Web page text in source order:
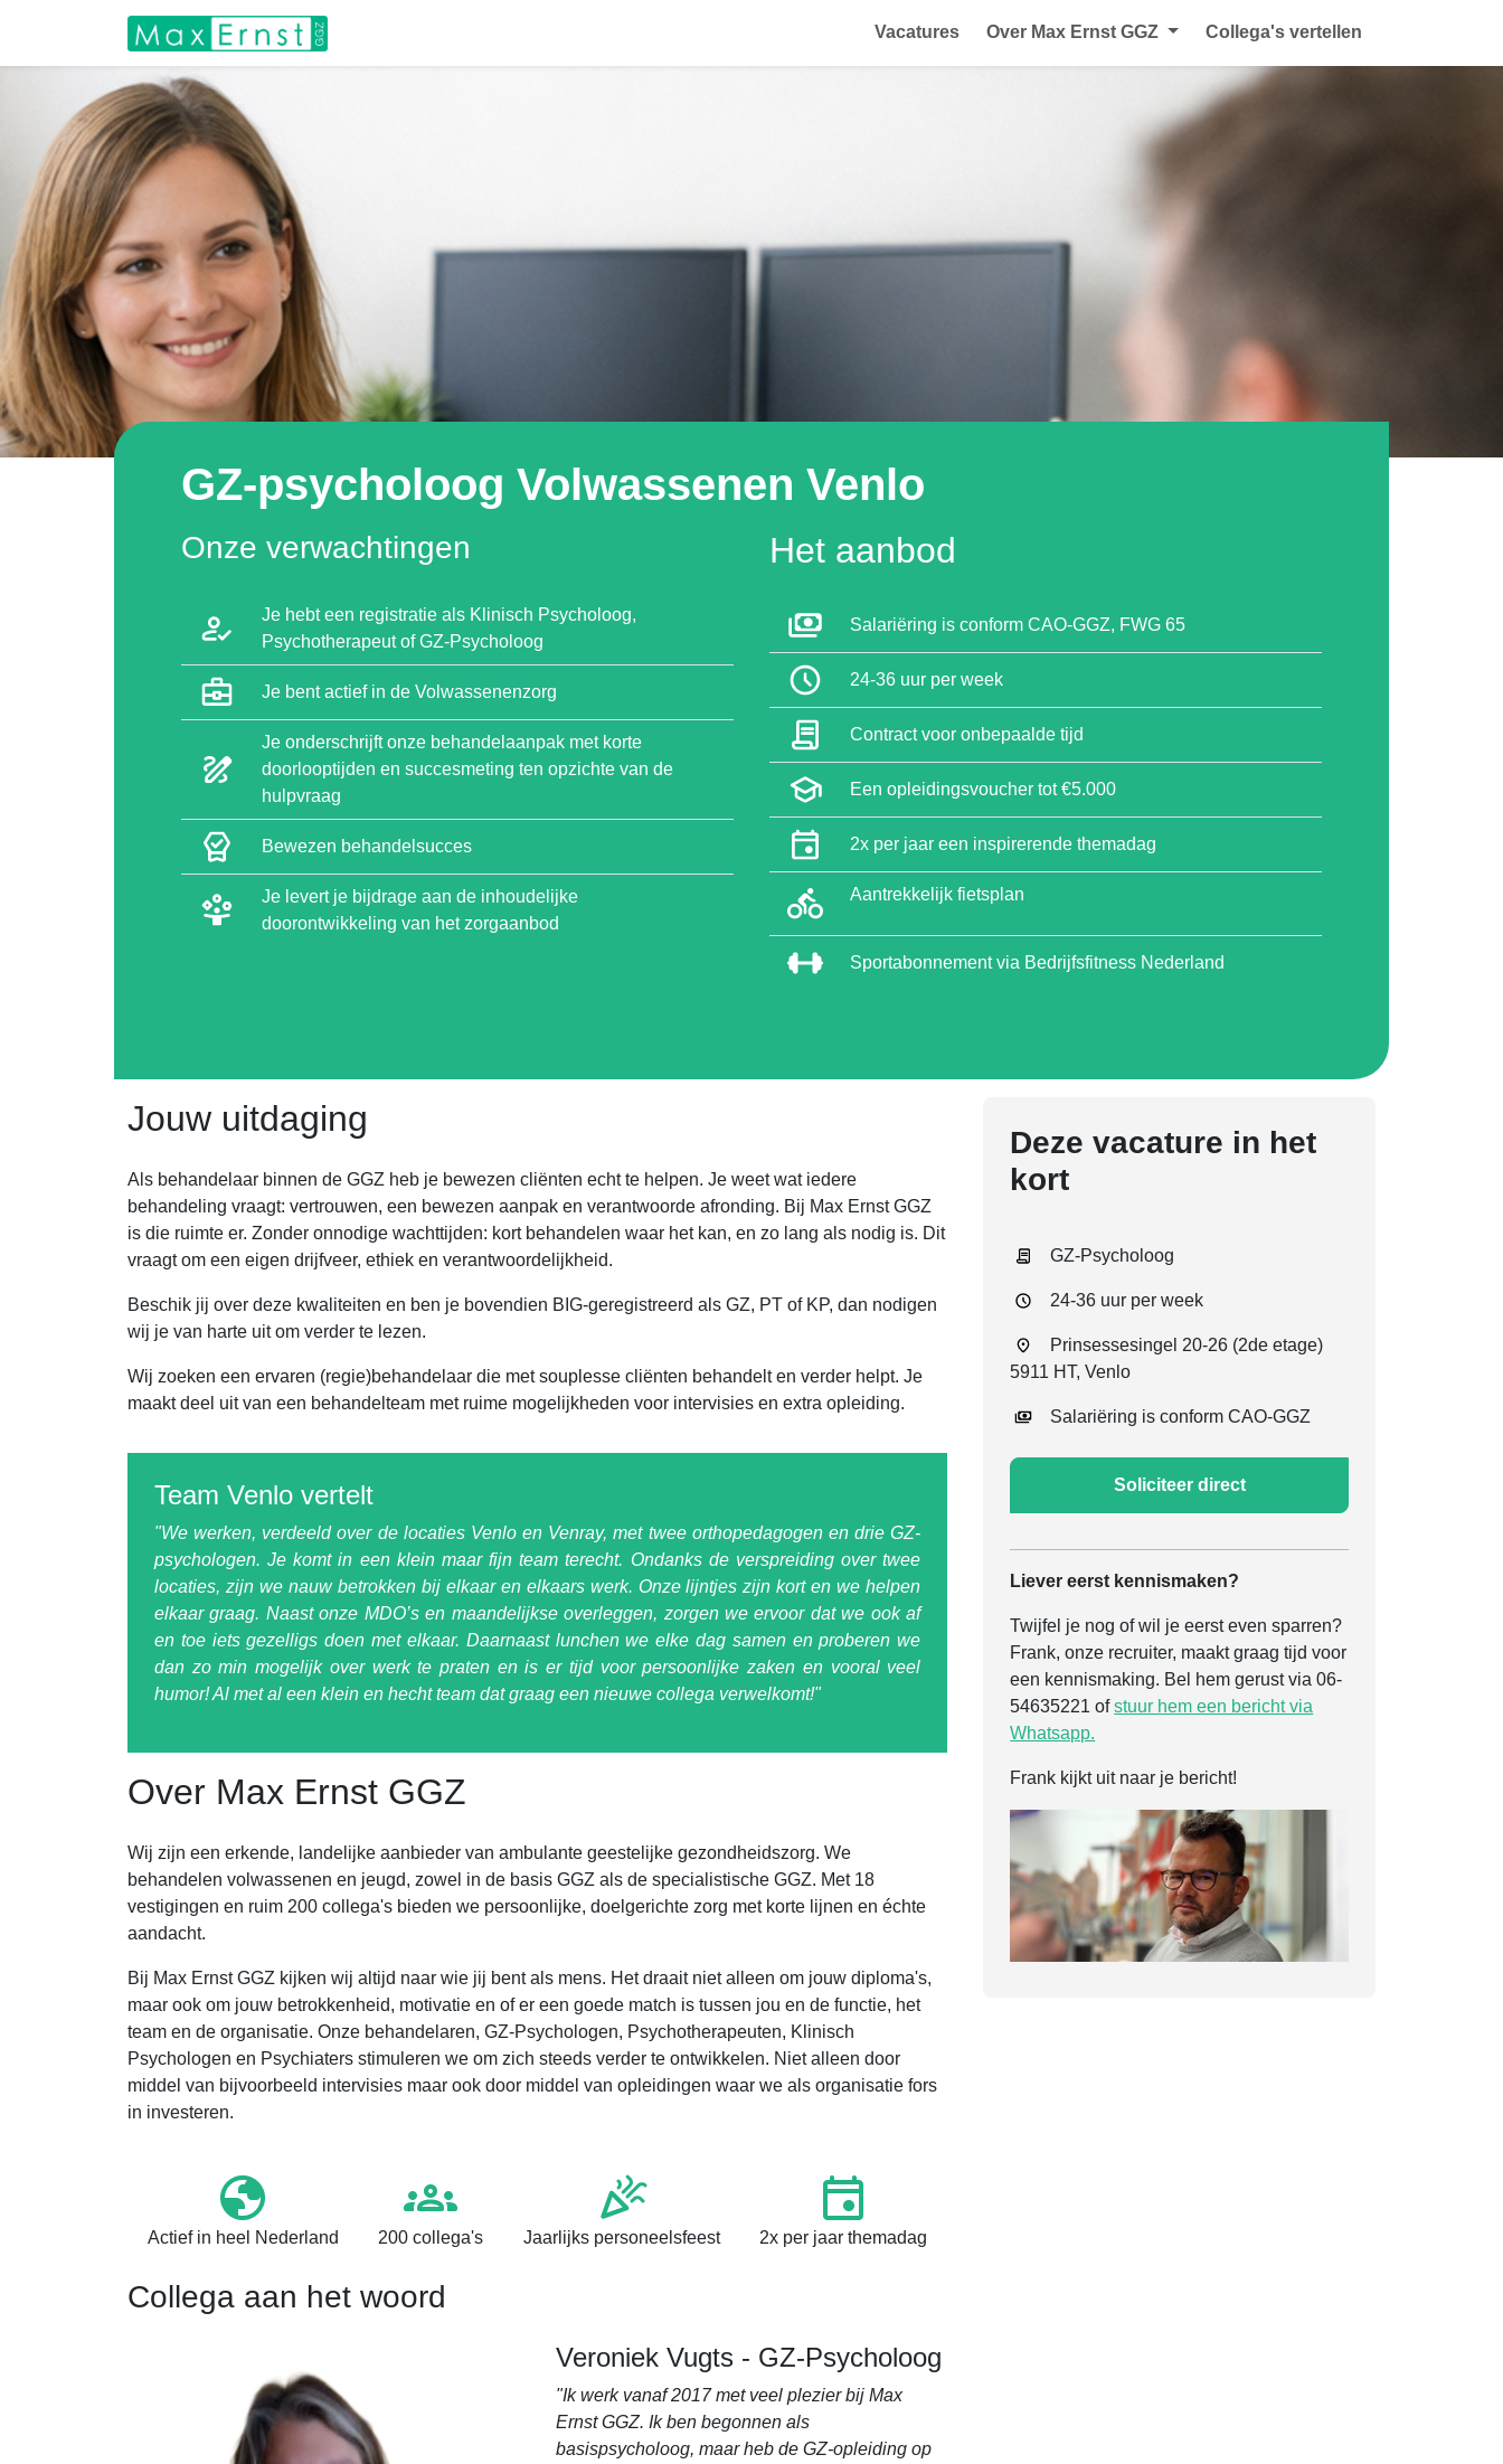
Vacatures Over Max Ernst GGZ Collega's vertellen
GZ-psycholoog Volwassenen Venlo
Onze verwachtingen
Je hebt een registratie als Klinisch Psycholoog,
Psychotherapeut of GZ-Psycholoog
Je bent actief in de Volwassenenzorg
Je onderschrijft onze behandelaanpak met korte
doorlooptijden en succesmeting ten opzichte van de
hulpvraag
Bewezen behandelsucces
Je levert je bijdrage aan de inhoudelijke
doorontwikkeling van het zorgaanbod
Het aanbod
Salariëring is conform CAO-GGZ, FWG 65
24-36 uur per week
Contract voor onbepaalde tijd
Een opleidingsvoucher tot €5.000
2x per jaar een inspirerende themadag
Aantrekkelijk fietsplan
Sportabonnement via Bedrijfsfitness Nederland
Jouw uitdaging
Als behandelaar binnen de GGZ heb je bewezen cliënten echt te helpen. Je weet wat iedere
behandeling vraagt: vertrouwen, een bewezen aanpak en verantwoorde afronding. Bij Max Ernst GGZ
is die ruimte er. Zonder onnodige wachttijden: kort behandelen waar het kan, en zo lang als nodig is. Dit
vraagt om een eigen drijfveer, ethiek en verantwoordelijkheid.
Beschik jij over deze kwaliteiten en ben je bovendien BIG-geregistreerd als GZ, PT of KP, dan nodigen
wij je van harte uit om verder te lezen.
Wij zoeken een ervaren (regie)behandelaar die met souplesse cliënten behandelt en verder helpt. Je
maakt deel uit van een behandelteam met ruime mogelijkheden voor intervisies en extra opleiding.
Team Venlo vertelt
"We werken, verdeeld over de locaties Venlo en Venray, met twee orthopedagogen en drie GZ-
psychologen. Je komt in een klein maar fijn team terecht. Ondanks de verspreiding over twee
locaties, zijn we nauw betrokken bij elkaar en elkaars werk. Onze lijntjes zijn kort en we helpen
elkaar graag. Naast onze MDO’s en maandelijkse overleggen, zorgen we ervoor dat we ook af
en toe iets gezelligs doen met elkaar. Daarnaast lunchen we elke dag samen en proberen we
dan zo min mogelijk over werk te praten en is er tijd voor persoonlijke zaken en vooral veel
humor! Al met al een klein en hecht team dat graag een nieuwe collega verwelkomt!"
Over Max Ernst GGZ
Wij zijn een erkende, landelijke aanbieder van ambulante geestelijke gezondheidszorg. We
behandelen volwassenen en jeugd, zowel in de basis GGZ als de specialistische GGZ. Met 18
vestigingen en ruim 200 collega's bieden we persoonlijke, doelgerichte zorg met korte lijnen en échte
aandacht.
Bij Max Ernst GGZ kijken wij altijd naar wie jij bent als mens. Het draait niet alleen om jouw diploma's,
maar ook om jouw betrokkenheid, motivatie en of er een goede match is tussen jou en de functie, het
team en de organisatie. Onze behandelaren, GZ-Psychologen, Psychotherapeuten, Klinisch
Psychologen en Psychiaters stimuleren we om zich steeds verder te ontwikkelen. Niet alleen door
middel van bijvoorbeeld intervisies maar ook door middel van opleidingen waar we als organisatie fors
in investeren.
Actief in heel Nederland 200 collega's Jaarlijks personeelsfeest 2x per jaar themadag
Collega aan het woord
Veroniek Vugts - GZ-Psycholoog
"Ik werk vanaf 2017 met veel plezier bij Max
Ernst GGZ. Ik ben begonnen als
basispsycholoog, maar heb de GZ-opleiding op
Deze vacature in het
kort
GZ-Psycholoog
24-36 uur per week
Prinsessesingel 20-26 (2de etage)
5911 HT, Venlo
Salariëring is conform CAO-GGZ
Soliciteer direct
Liever eerst kennismaken?
Twijfel je nog of wil je eerst even sparren?
Frank, onze recruiter, maakt graag tijd voor
een kennismaking. Bel hem gerust via 06-
54635221 ofstuur hem een bericht via
Whatsapp.
Frank kijkt uit naar je bericht!